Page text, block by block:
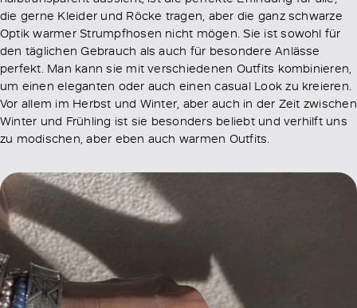
die gerne Kleider und Röcke tragen, aber die ganz schwarze
Optik warmer Strumpfhosen nicht mögen. Sie ist sowohl für
den täglichen Gebrauch als auch für besondere Anlässe
perfekt. Man kann sie mit verschiedenen Outfits kombinieren,
um einen eleganten oder auch einen casual Look zu kreieren.
Vor allem im Herbst und Winter, aber auch in der Zeit zwischen
Winter und Frühling ist sie besonders beliebt und verhilft uns
zu modischen, aber eben auch warmen Outfits.